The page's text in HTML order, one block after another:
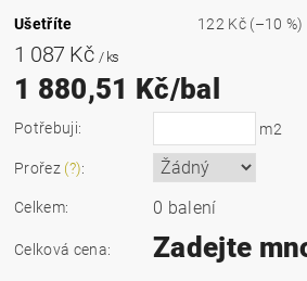
Ušetříte
122 Kč (–10 %)
1 087 Kč / ks
1 880,51 Kč/bal
Potřebuji: m2
Prořez (?):
Celkem: 0 balení
Celková cena: Zadejte